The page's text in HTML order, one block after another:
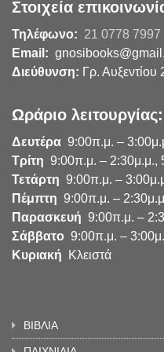
Στοιχεία
Τηλέφωνο: 21 0778 7997
Email:
Διεύθυνση: Γρ.
Ωράριο λειτουργίας:
Δευτέρα 9:00π.μ. –
Τρίτη 9:00π.μ. – 2:30μ.μ.,
Τετάρτη 9:00π.μ. –
Πέμπτη 9:00π.μ. –
Παρασκευή 9:00π.μ. –
Σάββατο 9:00π.μ. –
Κυριακή Κλειστά
ΒΙΒΛΙΑ